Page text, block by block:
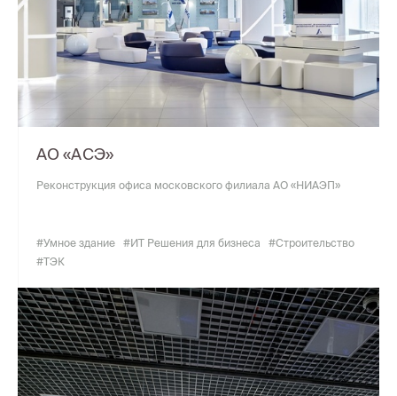
АО «АСЭ»
Реконструкция офиса московского филиала АО «НИАЭП»
#Умное здание #ИТ Решения для бизнеса
#Строительство
#ТЭК